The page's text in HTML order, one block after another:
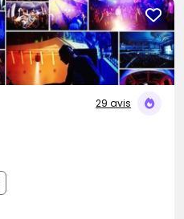
29 avis